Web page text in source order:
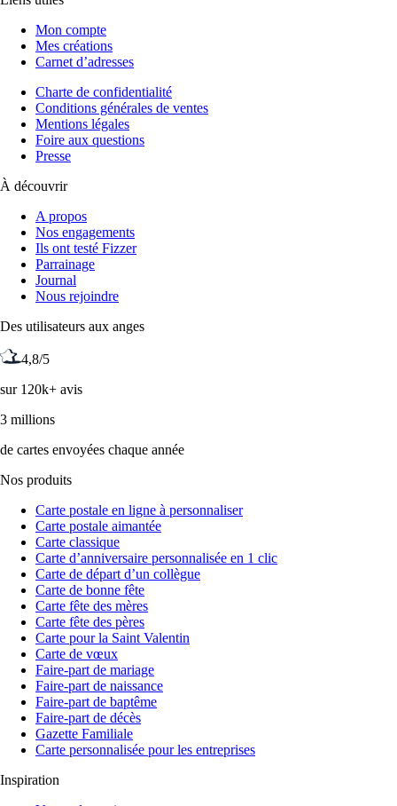
Mon compte
Mes créations
Carnet d’adresses
Charte de confidentialité
Conditions générales de ventes
Mentions légales
Foire aux questions
Presse
À découvrir
A propos
Nos engagements
Ils ont testé Fizzer
Parrainage
Journal
Nous rejoindre
Des utilisateurs aux anges
4,8/5
sur 120k+ avis
3 millions
de cartes envoyées chaque année
Nos produits
Carte postale en ligne à personnaliser
Carte postale aimantée
Carte classique
Carte d’anniversaire personnalisée en 1 clic
Carte de départ d’un collègue
Carte de bonne fête
Carte fête des mères
Carte fête des pères
Carte pour la Saint Valentin
Carte de vœux
Faire-part de mariage
Faire-part de naissance
Faire-part de baptême
Faire-part de décès
Gazette Familiale
Carte personnalisée pour les entreprises
Inspiration